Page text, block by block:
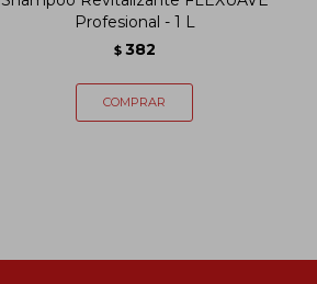
Profesional - 1 L
$ 382